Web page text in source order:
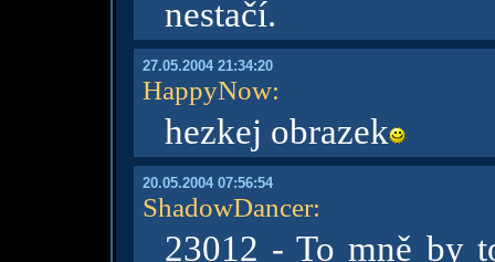
nestačí.
27.05.2004 21:34:20
HappyNow:
hezkej obrazek
20.05.2004 07:56:54
ShadowDancer:
23012 - To mně by